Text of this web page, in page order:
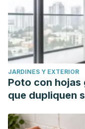
JARDINES Y EXTERIOR
Poto con hojas
que dupliquen